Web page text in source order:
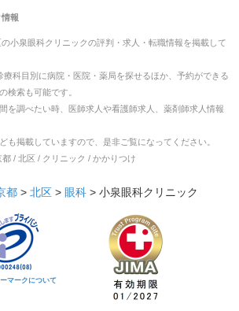
情報
の小泉眼科クリニックの評判・求人・転職情報を掲載して
科目別に病院・医院・薬局を探せるほか、予約ができる
検索も可能です。
を調べたい時、医師求人や看護師求人、薬剤師求人情報
も掲載していますので、是非ご覧になってください。
都 / 北区 / クリニック / かかりつけ
都 > 北区 > 眼科 > 小泉眼科クリニック
マークについて